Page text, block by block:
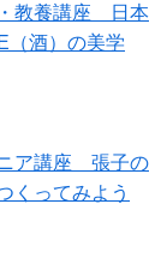
教養講座 日本
酒）の美学
ア講座 張子の
くってみよう